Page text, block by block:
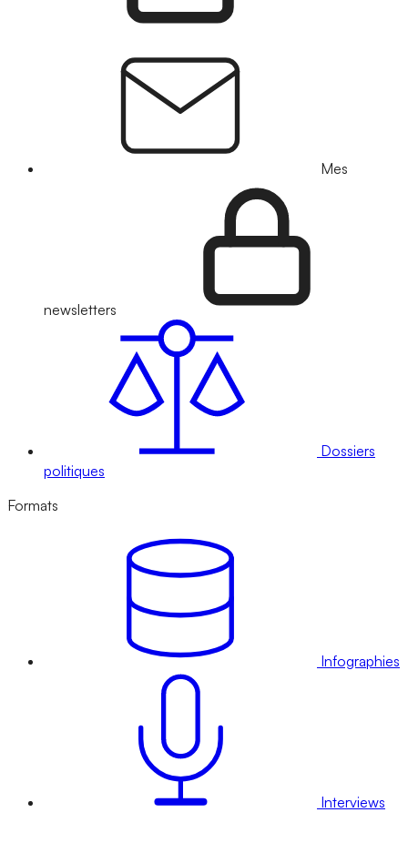
Mes
newsletters
Dossiers
politiques
Formats
Infographies
Interviews